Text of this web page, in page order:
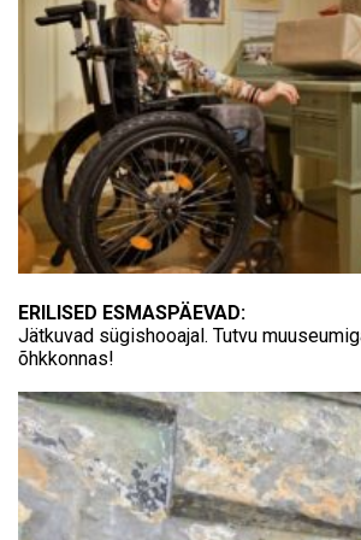
ERILISED ESMASPÄEVAD:
Jätkuvad sügishooajal. Tutvu
õhkkonnas!